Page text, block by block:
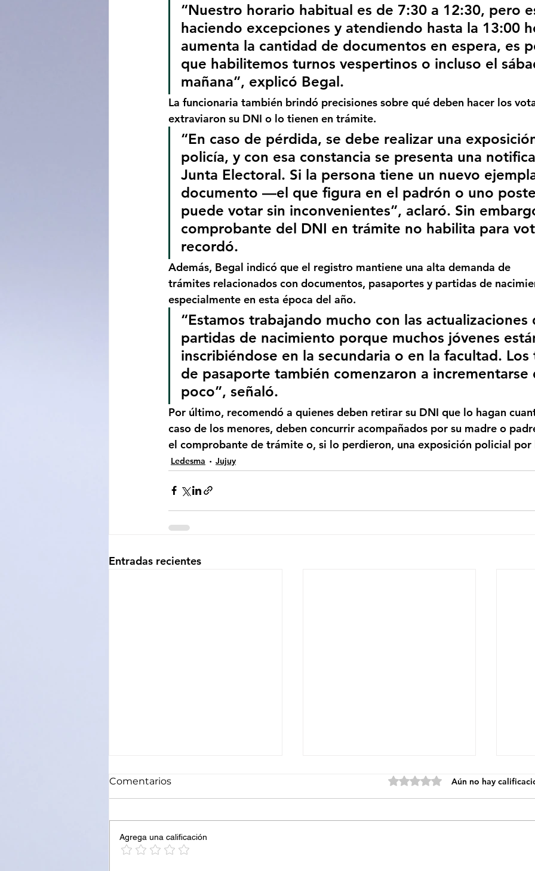
“Nuestro horario habitual es de 7:30 a 12:30, pero
haciendo excepciones y atendiendo hasta la 13:00
aumenta la cantidad de documentos en espera, es
que habilitemos turnos vespertinos o incluso el
mañana”, explicó Begal.
La funcionaria también brindó precisiones sobre qué deben hacer los
extraviaron su DNI o lo tienen en trámite.
“En caso de pérdida, se debe realizar una
policía, y con esa constancia se presenta una
Junta Electoral. Si la persona tiene un nuevo
documento —el que figura en el padrón o uno
puede votar sin inconvenientes”, aclaró. Sin
comprobante del DNI en trámite no habilita para
recordó.
Además, Begal indicó que el registro mantiene una alta demanda de
trámites relacionados con documentos, pasaportes y partidas de
especialmente en esta época del año.
“Estamos trabajando mucho con las actualizaciones
partidas de nacimiento porque muchos jóvenes
inscribiéndose en la secundaria o en la facultad. Los
de pasaporte también comenzaron a incrementarse
poco”, señaló.
Por último, recomendó a quienes deben retirar su DNI que lo hagan
caso de los menores, deben concurrir acompañados por su madre o
el comprobante de trámite o, si lo perdieron, una exposición policial por
Ledesma Jujuy
Entradas recientes
Comentarios Obtuvo 0 de 5 estrellas.
Aún no hay
Agrega una calificación